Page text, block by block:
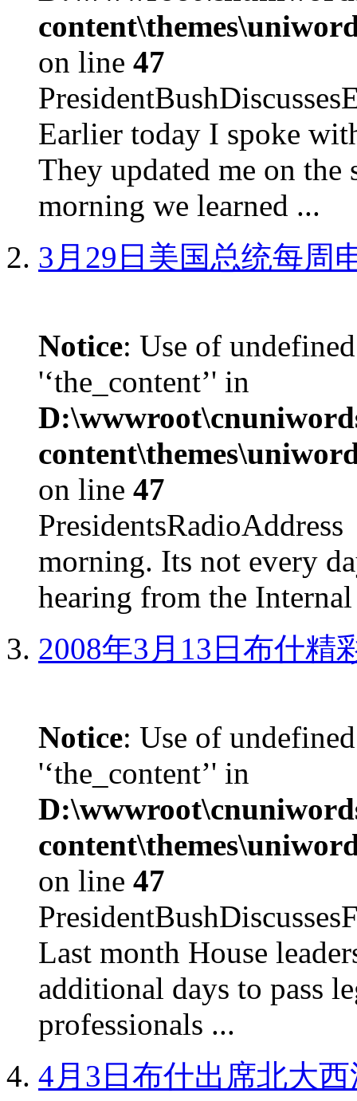
on line 47
Earlier today I spoke
They updated me on the
morning we learned ...
3月29日美国总统每周
Notice: Use of
'‘the_content’' in
on line 47
morning. Its not every
hearing from the
2008年3月13日布什精
Notice: Use of
'‘the_content’' in
on line 47
Last month House
additional days to pass
professionals ...
4月3日布什出席北大